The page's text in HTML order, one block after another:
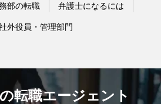
部の転職 弁護士になるには
外役員・管理部門
転職エージェント